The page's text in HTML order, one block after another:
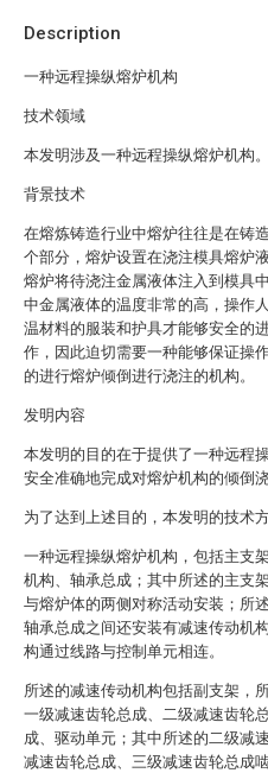
Description
一种远程操纵熔炉机构
技术领域
本发明涉及一种远程操纵熔炉机构。
背景技术
在熔炼铸造行业中熔炉往往是在铸
个部分，熔炉设置在浇注模具熔炉
熔炉将待浇注金属液体注入到模具
中金属液体的温度非常的高，操作
温材料的服装和护具才能够安全的
作，因此迫切需要一种能够保证操
的进行熔炉倾倒进行浇注的机构。
发明内容
本发明的目的在于提供了一种远程
安全准确地完成对熔炉机构的倾倒
为了达到上述目的，本发明的技术
一种远程操纵熔炉机构，包括主支
机构、轴承总成；其中所述的主支
与熔炉体的两侧对称活动安装；所
轴承总成之间还安装有减速传动机
构通过线路与控制单元相连。
所述的减速传动机构包括副支架，
一级减速齿轮总成、二级减速齿轮
成、驱动单元；其中所述的二级减
减速齿轮总成、三级减速齿轮总成